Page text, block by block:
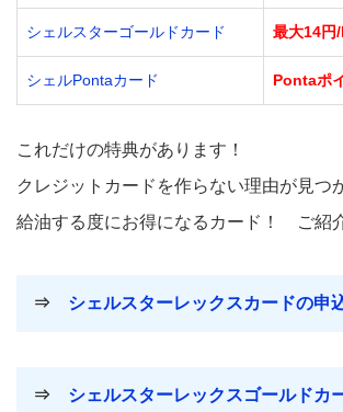
シェルスターゴールドカード 最大14円/
シェルPontaカード Pontaポ
これだけの特典があります！
クレジットカードを作らない理由が見つ
給油する度にお得になるカード！
ご紹
⇒ シェルスターレックスカードの申
⇒ シェルスターレックスゴールドカ